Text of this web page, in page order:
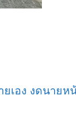
เอง งดนา